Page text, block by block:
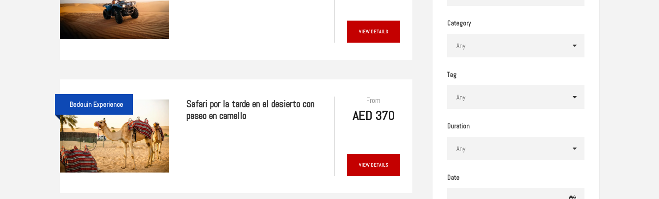
VIEW DETAILS
Bedouin Experience
Safari por la tarde en el desierto con
paseo en camello
From
AED 370
VIEW DETAILS
Category
Tag
Duration
Date